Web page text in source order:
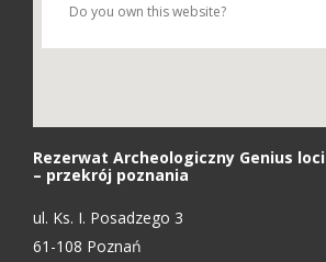
Do you own this website?
Rezerwat Archeologiczny Genius loci
– przekrój poznania
ul. Ks. I. Posadzego 3
61-108 Poznań